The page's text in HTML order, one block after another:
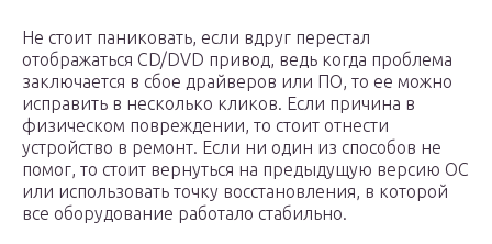
Не стоит паниковать, если вдруг перестал
отображаться CD/DVD привод, ведь когда проблема
заключается в сбое драйверов или ПО, то ее можно
исправить в несколько кликов. Если причина в
физическом повреждении, то стоит отнести
устройство в ремонт. Если ни один из способов не
помог, то стоит вернуться на предыдущую версию ОС
или использовать точку восстановления, в которой
все оборудование работало стабильно.